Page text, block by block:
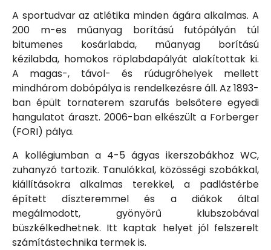
A sportudvar az atlétika minden ágára alkalmas. A
200 m-es műanyag borítású futópályán túl
bitumenes kosárlabda, műanyag borítású
kézilabda, homokos röplabdapályát alakítottak ki.
A magas-, távol- és rúdugróhelyek mellett
mindhárom dobópálya is rendelkezésre áll. Az 1893-
ban épült tornaterem szarufás belsőtere egyedi
hangulatot áraszt. 2006-ban elkészült a Forberger
(FORI) pálya.
A kollégiumban a 4-5 ágyas ikerszobákhoz WC,
zuhanyzó tartozik. Tanulókkal, közösségi szobákkal,
kiállításokra alkalmas terekkel, a padlástérbe
épített díszteremmel és a diákok által
megálmodott, gyönyörű klubszobával
büszkélkedhetnek. Itt kaptak helyet jól felszerelt
számítástechnika termek is.